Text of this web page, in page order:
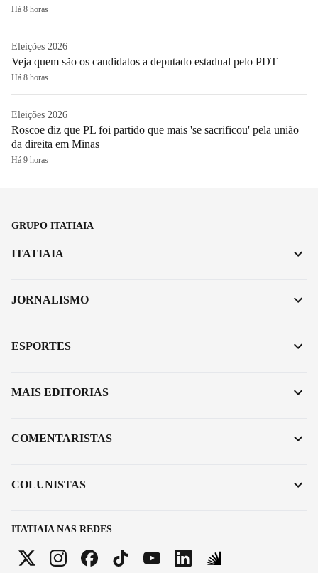
Há 8 horas
Eleições 2026
Veja quem são os candidatos a deputado estadual pelo PDT
Há 8 horas
Eleições 2026
Roscoe diz que PL foi partido que mais 'se sacrificou' pela união
da direita em Minas
Há 9 horas
GRUPO ITATIAIA
ITATIAIA NAS REDES
ITATIAIA
JORNALISMO
ESPORTES
MAIS EDITORIAS
COMENTARISTAS
COLUNISTAS